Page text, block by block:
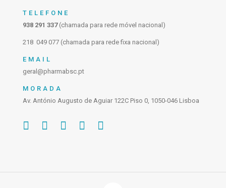
TELEFONE
938 291 337(chamada para rede móvel nacional)
218 049 077 (chamada para rede fixa nacional)
EMAIL
geral@pharmabsc.pt
MORADA
Av. António Augusto de Aguiar 122C Piso 0, 1050-046 Lisboa